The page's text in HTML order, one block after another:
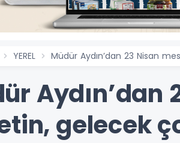
YEREL Müdür Aydın’dan 23 Nisan
Aydın’dan
gelecek